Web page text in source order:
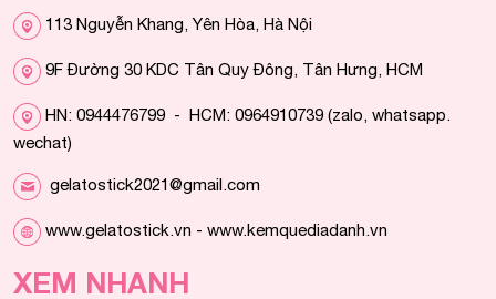
113 Nguyễn Khang, Yên Hòa, Hà Nội
9F Đường 30 KDC Tân Quy Đông, Tân Hưng, HCM
HN: 0944476799 - HCM: 0964910739 (zalo, whatsapp.
wechat)
gelatostick2021@gmail.com
www.gelatostick.vn - www.kemquediadanh.vn
XEM NHANH